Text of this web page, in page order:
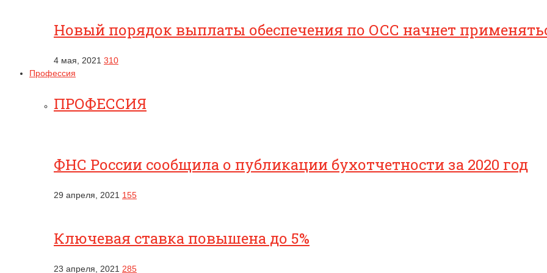
Новый порядок выплаты обеспечения по ОСС начнет
4 мая, 2021 310
Профессия
ПРОФЕССИЯ
ФНС России сообщила о публикации бухотчетности за 2020 год
29 апреля, 2021 155
Ключевая ставка повышена до 5%
23 апреля, 2021 285